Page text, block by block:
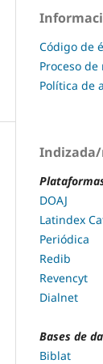
Código de
Proceso
Política de
DOAJ
Latindex
Periódica
Redib
Revencyt
Dialnet
Bases de
Biblat